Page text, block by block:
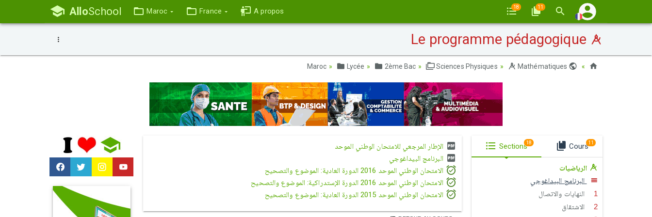
AlloSchool Maroc France A propos 18 11
Lycée 2ème Bac Sciences Physiques Mathématiques
الإطار المرجعي للامتحان الوطني الموحد
البرنامج البيداغوجي
الامتحان الوطني الموحد 2016 الدورة العادية: الموضوع والتصحيح
الامتحان الوطني الموحد 2016 الدورة الإستدراكية: الموضوع والتصحيح
الامتحان الوطني الموحد 2015 الدورة العادية: الموضوع والتصحيح
Sections18 Cours11
الرياضيات
البرنامج البيداغوجي
النهايات والاتصال
الاشتقاق